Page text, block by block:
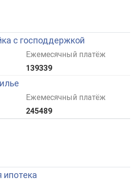
с господдержкой
Ежемесячный платёж
139339
Ежемесячный платёж
245489